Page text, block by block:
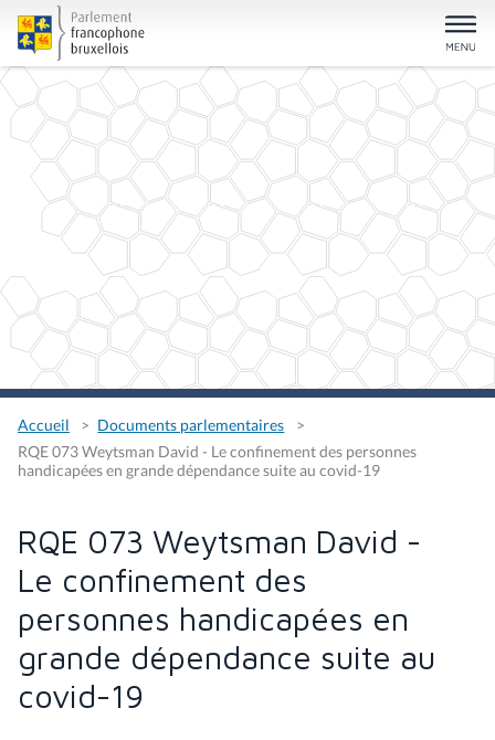
Accueil
Documents parlementaires
RQE 073 Weytsman David - Le confinement des personnes
handicapées en grande dépendance suite au covid-19
RQE 073 Weytsman David -
Le confinement des
personnes handicapées en
grande dépendance suite au
covid-19